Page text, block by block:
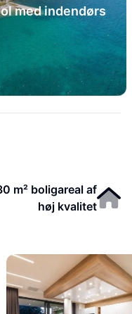
med indendørs
m² boligareal af
høj kvalitet